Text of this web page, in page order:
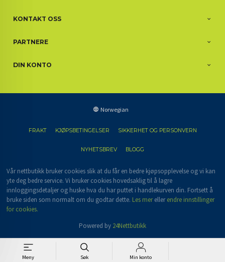
Meny Søk Min konto
KONTAKT OSS
PARTNERE
DIN KONTO
Norwegian
FRAKT KJØPSBETINGELSER SIKKERHET OG PERSONVERN
NYHETSBREV BLOGG
Vår nettbutikk bruker cookies slik at du får en bedre kjøpsopplevelse og vi kan
yte deg bedre service. Vi bruker cookies hovedsaklig til å lagre
innloggingsdetaljer og huske hva du har puttet i handlekurven din. Fortsett å
bruke siden som normalt om du godtar dette. Les merellerendre innstillinger
for cookies.
Powered by 24Nettbutikk